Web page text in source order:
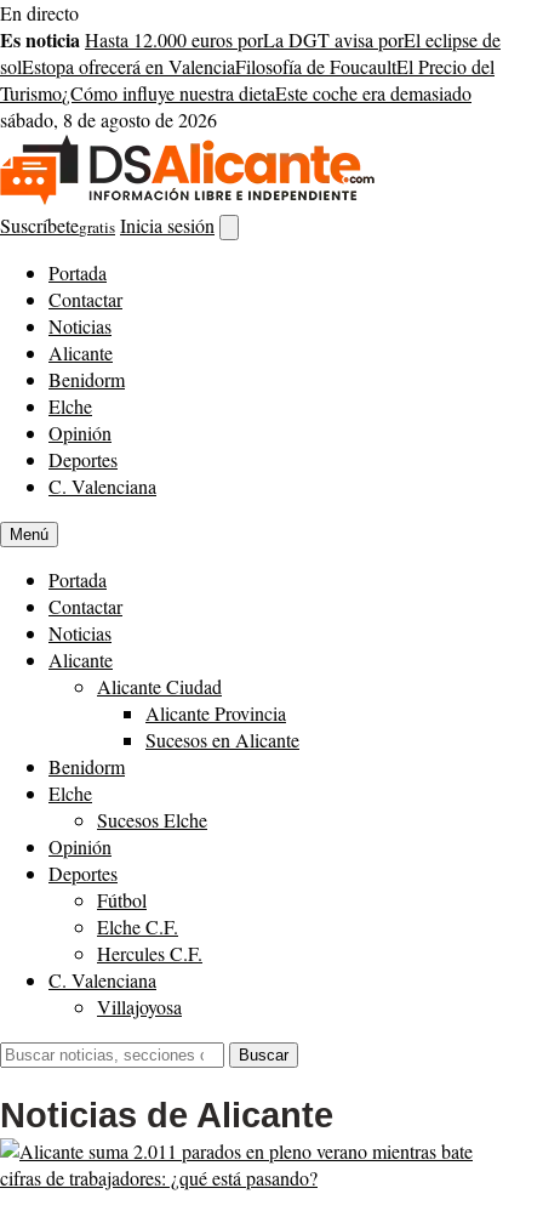
Saltar
al
contenido
En directo
Es noticiaHasta 12.000 euros porLa DGT avisa porEl eclipse de
solEstopa ofrecerá en ValenciaFilosofía de FoucaultEl Precio del
Turismo¿Cómo influye nuestra dietaEste coche era demasiado
sábado, 8 de agosto de 2026
Suscríbetegratis Inicia sesión
buscador
Portada
Contactar
Noticias
Alicante
Benidorm
Elche
Opinión
Deportes
C. Valenciana
Menú
Portada
Contactar
Noticias
Alicante
Alicante Ciudad
Alicante Provincia
Sucesos en Alicante
Benidorm
Elche
Sucesos Elche
Opinión
Deportes
Fútbol
Elche C.F.
Hercules C.F.
C. Valenciana
Villajoyosa
Buscar:
Buscar
Noticias de Alicante